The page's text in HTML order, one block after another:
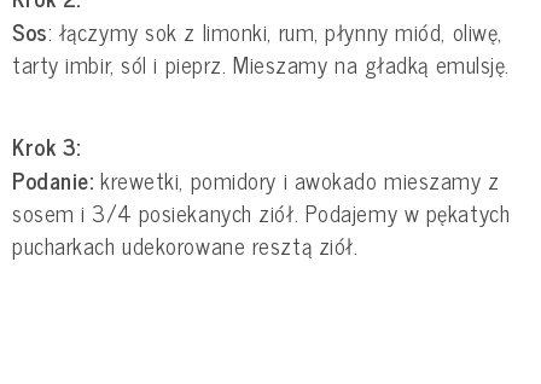
Sos: łączymy sok z limonki, rum, płynny miód, oliwę,
tarty imbir, sól i pieprz. Mieszamy na gładką emulsję.
Krok 3:
Podanie: krewetki, pomidory i awokado mieszamy z
sosem i 3/4 posiekanych ziół. Podajemy w pękatych
pucharkach udekorowane resztą ziół.